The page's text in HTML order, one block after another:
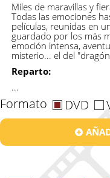
Miles de maravillas y
Todas las emociones
películas, reunidas en
guardado por los más
emoción intensa,
misterio... el del
Reparto:
...
Formato DVD